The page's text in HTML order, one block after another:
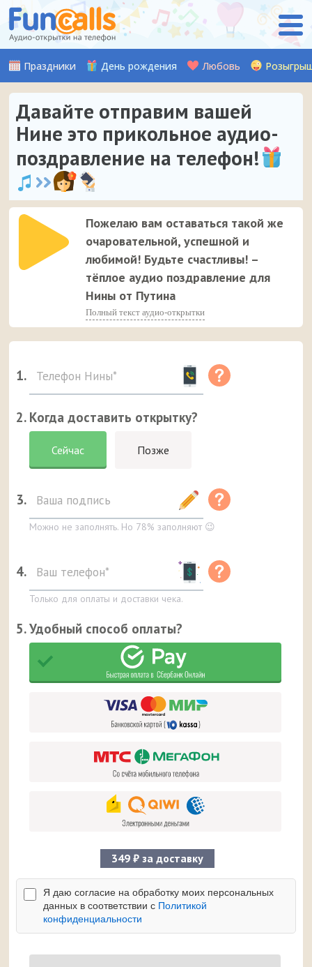
Праздники День рождения Любовь
Давайте отправим вашей
Нине это прикольное аудио-
поздравление на телефон!
Пожелаю вам оставаться такой же
очаровательной, успешной и
любимой! Будьте счастливы! –
тёплое аудио поздравление для
Нины от Путина
Полный текст аудио-открытки
1.
2. Когда доставить открытку?
Сейчас Позже
3.
Можно не заполнять. Но 78% заполняют 😉
4.
Только для оплаты и доставки чека.
5. Удобный способ оплаты?
349 ₽ за доставку
Я даю согласие на обработку моих персональных
данных в соответствии с Политикой
конфиденциальности